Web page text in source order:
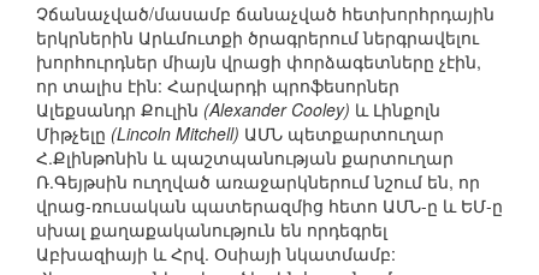
Չճանաչված/մասամբ ճանաչված հետխորհրդային
երկրներին Արևմուտքի ծրագրերում ներգրավելու
խորհուրդներ միայն վրացի փորձագետները չէին,
որ տալիս էին: Հարվարդի պրոֆեսորներ
Ալեքսանդր Քուլին (Alexander Cooley) և Լինքոլն
Միթչելը (Lincoln Mitchell) ԱՄՆ պետքարտուղար
Հ.Քլինթոնին և պաշտպանության քարտուղար
Ռ.Գեյթսին ուղղված առաջարկներում նշում են, որ
վրաց-ռուսական պատերազմից հետո ԱՄՆ-ը և ԵՄ-ը
սխալ քաղաքականություն են որդեգրել
Աբխազիայի և Հրվ. Օսիայի նկատմամբ: